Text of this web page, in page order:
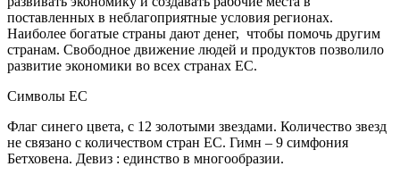
поставленных в неблагоприятные условия регионах.
Наиболее богатые страны дают денег, чтобы помочь другим
странам. Свободное движение людей и продуктов позволило
развитие экономики во всех странах ЕС.
Символы ЕС
Флаг синего цвета, с 12 золотыми звездами. Количество звезд
не связано с количеством стран ЕС. Гимн – 9 симфония
Бетховена. Девиз : единство в многообразии.